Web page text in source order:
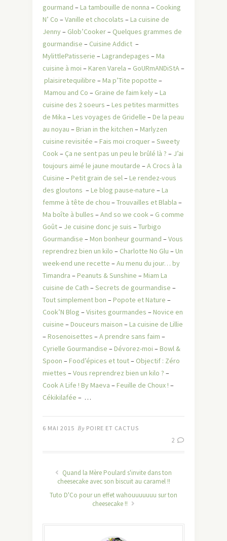
gourmand –La tambouille de nonna – Cooking
N’ Co –Vanille et chocolats –La cuisine de
Jenny– Glob’Cooker– Quelques grammes de
gourmandise – Cuisine Addict –
MylittlePatisserie –Lagrandepages –Ma
cuisine à moi –Karen Varela – GoURmANDiStA–
plaisiretequilibre –Ma p’Tite popotte –
Mamou and Co – Graine de faim kely–La
cuisine des 2 soeurs –Les petites marmittes
de Mika –Les voyages de Gridelle –De la peau
au noyau –Brian in the kitchen –Marlyzen
cuisine revisitée –Fais moi croquer–Sweety
Cook– Ça ne sent pas un peu le brûlé là ? – J’ai
toujours aimé le jaune moutarde –A Crocs à la
Cuisine –Petit grain de sel–Le rendez-vous
des gloutons –Le blog pause-nature –La
femme à tête de chou –Trouvailles et Blabla –
Ma boîte à bulles –And so we cook– G comme
Goût– Je cuisine donc je suis –Turbigo
Gourmandise –Mon bonheur gourmand –Vous
reprendrez bien un kilo – Charlotte No Glu –Un
week-end une recette –Au menu du jour… by
Timandra –Peanuts & Sunshine –Miam La
cuisine de Cath –Secrets de gourmandise –
Tout simplement bon –Popote et Nature –
Cook’N Blog –Visites gourmandes –Novice en
cuisine –Douceurs maison –La cuisine de Lillie
–Rosenoisettes –A prendre sans faim –
Cyrielle Gourmandise –Dévorez-moi –Bowl &
Spoon –Food’épices et tout– Objectif : Zéro
miettes –Vous reprendrez bien un kilo ? –
Cook A Life ! By Maeva –Feuille de Choux ! –
Cékikilafée – …
6 MAI 2015 By POIRE ET CACTUS
2
Quand la Mère Poulard s'invite dans ton
cheesecake avec son biscuit au caramel !!
Tuto D'Co pour un effet wahouuuuuuu sur ton
cheesecake !!